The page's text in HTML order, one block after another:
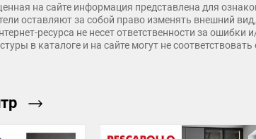
на сайте информация представлена для
оставляют за собой право изменять внешний
ресурса не несет ответственности за
в каталоге и на сайте могут не